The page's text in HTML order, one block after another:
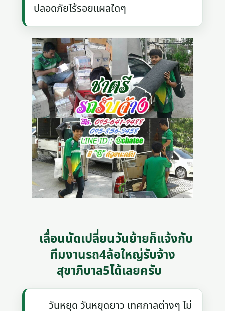
ปลอดภัยไร้รอยแผลใดๆ
เลื่อนนัดเปลี่ยนวันย้ายก็แจ้งกับ
ทีมงานรถ4ล้อใหญ่รับจ้าง
สุขาภิบาล5ได้เลยครับ
วันหยุด วันหยุดยาว เทศกาลต่างๆ ไม่